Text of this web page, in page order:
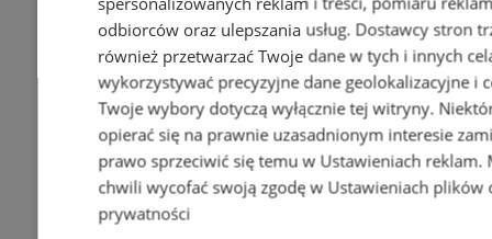
odbiorców oraz ulepszania usług. Dostawcy stron
również przetwarzać Twoje dane w tych i innych
wykorzystywać precyzyjne dane geolokalizacyjne i
Twoje wybory dotyczą wyłącznie tej witryny.
opierać się na prawnie uzasadnionym interesie
prawo sprzeciwić się temu w Ustawieniach reklam.
chwili wycofać swoją zgodę w Ustawieniach plików
prywatności